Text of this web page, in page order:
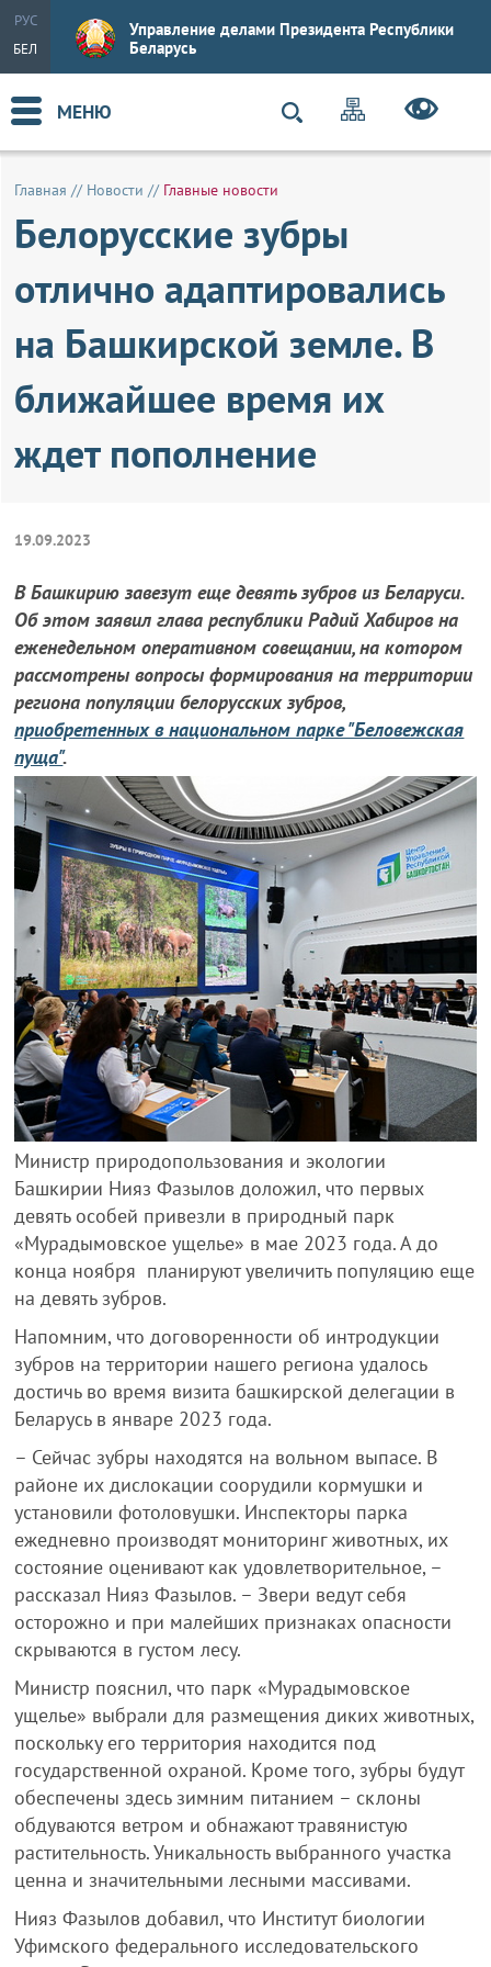
РУС
БЕЛ
Управление делами Президента Республики
Беларусь
МЕНЮ
Главная // Новости // Главные новости
Белорусские зубры
отлично адаптировались
на Башкирской земле. В
ближайшее время их
ждет пополнение
19.09.2023
В Башкирию завезут еще девять зубров из Беларуси.
Об этом заявил глава республики Радий Хабиров на
еженедельном оперативном совещании, на котором
рассмотрены вопросы формирования на территории
региона популяции белорусских зубров,
приобретенных в национальном парке "Беловежская
пуща".
Министр природопользования и экологии
Башкирии Нияз Фазылов доложил, что первых
девять особей привезли в природный парк
«Мурадымовское ущелье» в мае 2023 года. А до
конца ноября планируют увеличить популяцию еще
на девять зубров.
Напомним, что договоренности об интродукции
зубров на территории нашего региона удалось
достичь во время визита башкирской делегации в
Беларусь в январе 2023 года.
– Сейчас зубры находятся на вольном выпасе. В
районе их дислокации соорудили кормушки и
установили фотоловушки. Инспекторы парка
ежедневно производят мониторинг животных, их
состояние оценивают как удовлетворительное, –
рассказал Нияз Фазылов. – Звери ведут себя
осторожно и при малейших признаках опасности
скрываются в густом лесу.
Министр пояснил, что парк «Мурадымовское
ущелье» выбрали для размещения диких животных,
поскольку его территория находится под
государственной охраной. Кроме того, зубры будут
обеспечены здесь зимним питанием – склоны
обдуваются ветром и обнажают травянистую
растительность. Уникальность выбранного участка
ценна и значительными лесными массивами.
Нияз Фазылов добавил, что Институт биологии
Уфимского федерального исследовательского